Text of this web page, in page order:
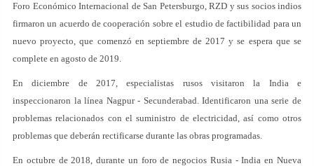
Foro Económico Internacional de San Petersburgo, RZD y sus socios indios
firmaron un acuerdo de cooperación sobre el estudio de factibilidad para un
nuevo proyecto, que comenzó en septiembre de 2017 y se espera que se
complete en agosto de 2019.
En diciembre de 2017, especialistas rusos visitaron la India e
inspeccionaron la línea Nagpur - Secunderabad. Identificaron una serie de
problemas relacionados con el suministro de electricidad, así como otros
problemas que deberán rectificarse durante las obras programadas.
En octubre de 2018, durante un foro de negocios Rusia - India en Nueva